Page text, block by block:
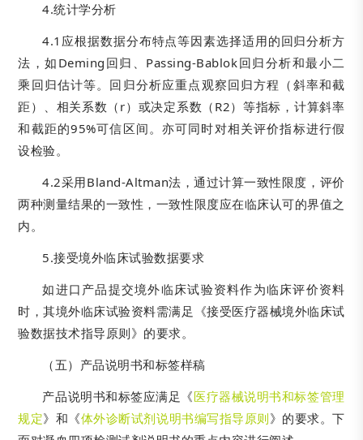
4.统计学分析
4.1应根据数据分布特点等因素选择适用的回归分析方
法，如Deming回归、Passing-Bablok回归分析和最小二
乘回归估计等。回归分析应重点观察回归方程（斜率和截
距）、相关系数（r）或决定系数（R2）等指标，计算斜率
和截距的95%可信区间。亦可同时对相关评价指标进行假
设检验。
4.2采用Bland-Altman法，通过计算一致性限度，评价
两种测量结果的一致性，一致性限度应在临床认可的界值之
内。
5.接受境外临床试验数据要求
如进口产品提交境外临床试验资料作为临床评价资料
时，其境外临床试验资料需满足《接受医疗器械境外临床试
验数据技术指导原则》的要求。
（五）产品说明书和标签样稿
产品说明书和标签应满足《医疗器械说明书和标签管理
规定》和《体外诊断试剂说明书编写指导原则》的要求。下